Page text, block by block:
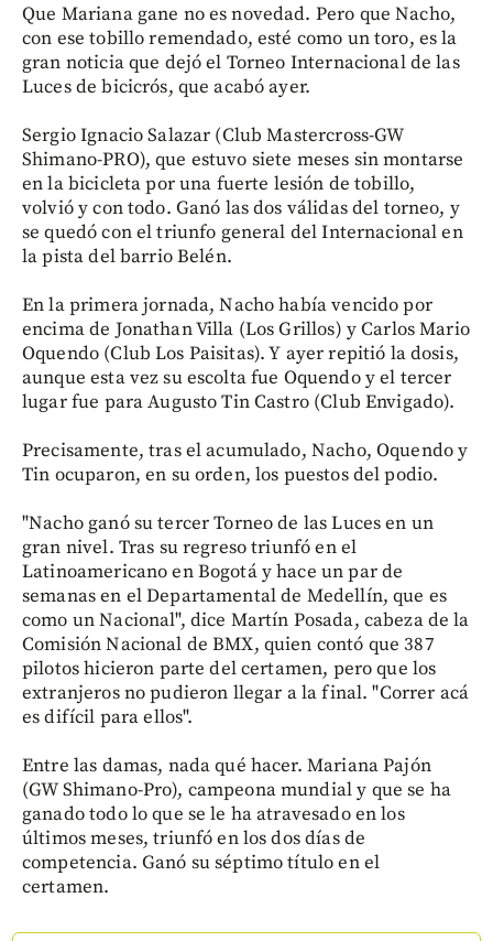
Que Mariana gane no es novedad. Pero que Nacho,
con ese tobillo remendado, esté como un toro, es la
gran noticia que dejó el Torneo Internacional de las
Luces de bicicrós, que acabó ayer.
Sergio Ignacio Salazar (Club Mastercross-GW
Shimano-PRO), que estuvo siete meses sin montarse
en la bicicleta por una fuerte lesión de tobillo,
volvió y con todo. Ganó las dos válidas del torneo, y
se quedó con el triunfo general del Internacional en
la pista del barrio Belén.
En la primera jornada, Nacho había vencido por
encima de Jonathan Villa (Los Grillos) y Carlos Mario
Oquendo (Club Los Paisitas). Y ayer repitió la dosis,
aunque esta vez su escolta fue Oquendo y el tercer
lugar fue para Augusto Tin Castro (Club Envigado).
Precisamente, tras el acumulado, Nacho, Oquendo y
Tin ocuparon, en su orden, los puestos del podio.
"Nacho ganó su tercer Torneo de las Luces en un
gran nivel. Tras su regreso triunfó en el
Latinoamericano en Bogotá y hace un par de
semanas en el Departamental de Medellín, que es
como un Nacional", dice Martín Posada, cabeza de la
Comisión Nacional de BMX, quien contó que 387
pilotos hicieron parte del certamen, pero que los
extranjeros no pudieron llegar a la final. "Correr acá
es difícil para ellos".
Entre las damas, nada qué hacer. Mariana Pajón
(GW Shimano-Pro), campeona mundial y que se ha
ganado todo lo que se le ha atravesado en los
últimos meses, triunfó en los dos días de
competencia. Ganó su séptimo título en el
certamen.